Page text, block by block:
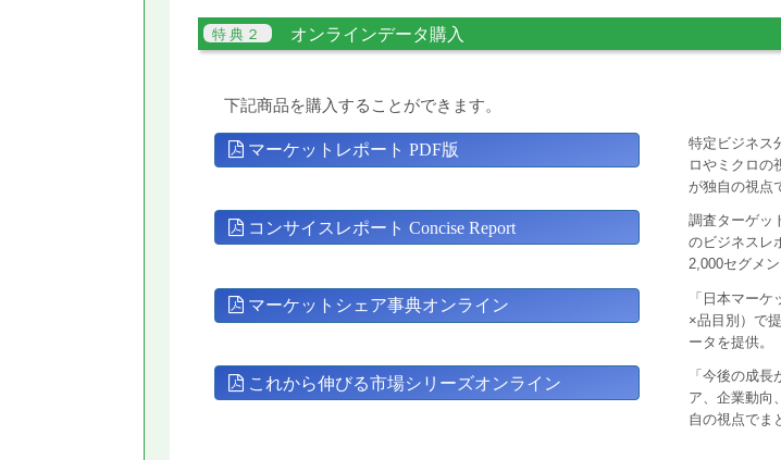
オンラインデータ購入
下記商品を購入することができます。
マーケットレポート PDF版
特定ビジネス
ロやミクロの
が独自の視点
コンサイスレポート Concise Report
調査ターゲッ
のビジネスレ
2,000セグメ
マーケットシェア事典オンライン
「日本マー
×品目別）で
ータを提供。
これから伸びる市場シリーズオンライン
「今後の成
ア、企業動向
自の視点でま